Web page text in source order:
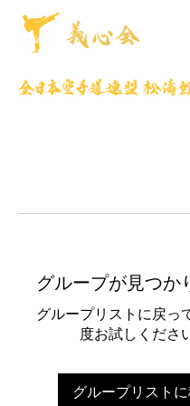
グループが見つか
グループリストに戻っ
度お試しくださ
グループリスト